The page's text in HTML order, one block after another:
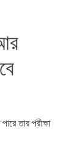
তার পরীক্ষা